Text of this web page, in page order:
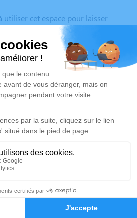
Hommages
utiliser cet espace pour laisser
des photos souvenirs, une
vos pensées à travers des
Cet endroit est un lieu
honorer la mémoire de Mariam
d’arbre hommage est